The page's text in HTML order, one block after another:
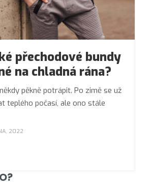
přechodové bundy
na chladná rána?
pěkně potrápit. Po zimě se už
teplého počasí, ale ono stále
2022